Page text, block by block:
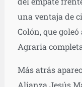
una ventaja de
Colón, que
Agraria
Más atrás
Alianza Jesús